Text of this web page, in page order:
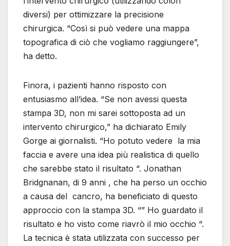
diversi) per ottimizzare la precisione
chirurgica. “Così si può vedere una mappa
topografica di ciò che vogliamo raggiungere”,
ha detto.
Finora, i pazienti hanno risposto con
entusiasmo all’idea. “Se non avessi questa
stampa 3D, non mi sarei sottoposta ad un
intervento chirurgico,” ha dichiarato Emily
Gorge ai giornalisti. “Ho potuto vedere la mia
faccia e avere una idea più realistica di quello
che sarebbe stato il risultato “. Jonathan
Bridgnanan, di 9 anni , che ha perso un occhio
a causa del cancro, ha beneficiato di questo
approccio con la stampa 3D. “” Ho guardato il
risultato e ho visto come riavrò il mio occhio “.
La tecnica è stata utilizzata con successo per